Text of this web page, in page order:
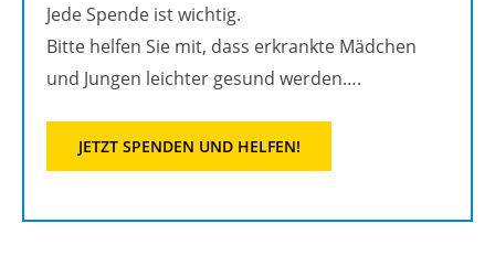
Jede Spen­de ist wich­tig.
Bitte hel­fen Sie mit, dass er­krank­te Mäd­chen
und Jun­gen leich­ter ge­sund wer­den….
JETZT SPEN­DEN UND HEL­FEN!